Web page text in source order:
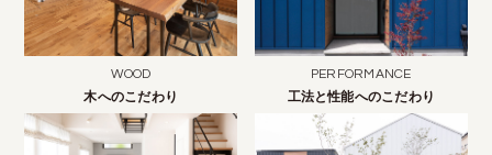
WOOD
木へのこだわり
PERFORMANCE
工法と性能へのこだわり